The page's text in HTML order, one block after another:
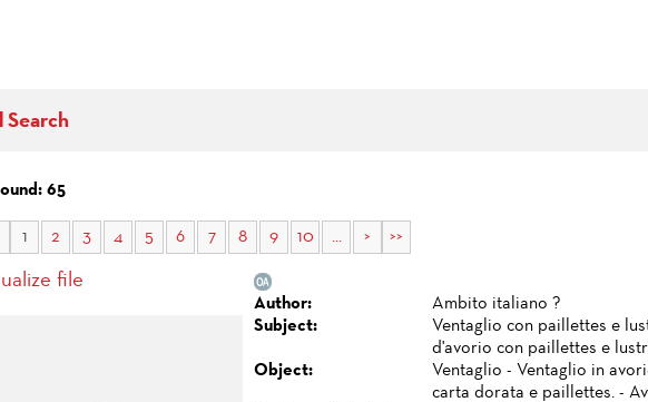
Search
65
1 2 3 4 5 6 7 8 9 10 ... > >>
file
Author:
Ambito italiano ?
Subject:
Ventaglio con paillettes e
d'avorio con paillettes e
Object:
Ventaglio - Ventaglio in
carta dorata e paillettes. -